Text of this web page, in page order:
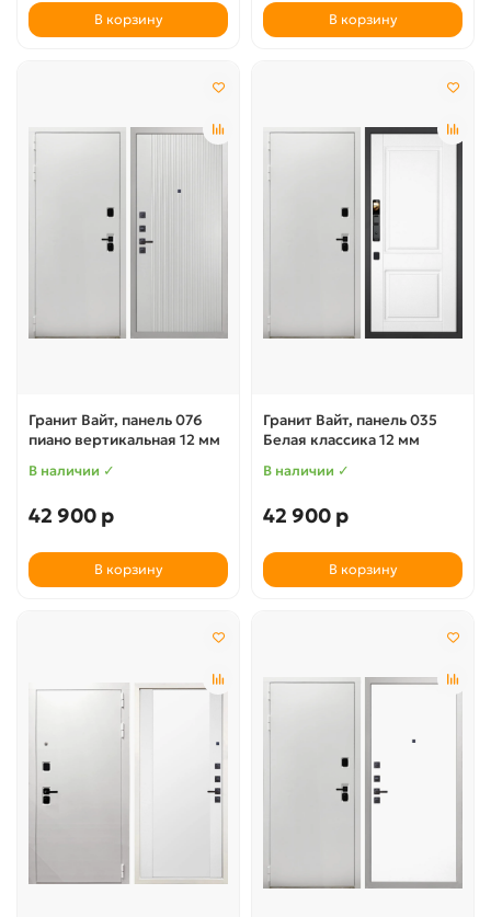
В корзину В корзину
Гранит Вайт, панель 076
пиано вертикальная 12 мм
В наличии ✓
42 900 р
В корзину
Гранит Вайт, панель 035
Белая классика 12 мм
В наличии ✓
42 900 р
В корзину